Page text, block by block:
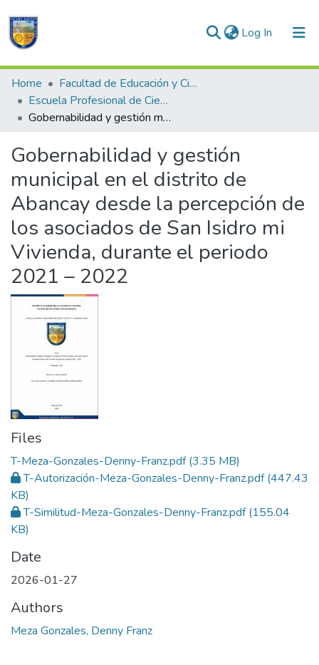
Log In (current)
Communities & Collections
All of DSpace
Home
Facultad de Educación y Ciencias Sociales
Escuela Profesional de Ciencia Política y Gobernabilidad
Gobernabilidad y gestión municipal en el distrito de Abancay desde la percepción de los asociados de San Isidro mi Vivienda, durante el periodo 2021 – 2022
Gobernabilidad y gestión
municipal en el distrito de
Abancay desde la percepción de
los asociados de San Isidro mi
Vivienda, durante el periodo
2021 – 2022
Files
T-Meza-Gonzales-Denny-Franz.pdf(3.35 MB)
T-Autorización-Meza-Gonzales-Denny-Franz.pdf(447.43
KB)
T-Similitud-Meza-Gonzales-Denny-Franz.pdf(155.04
KB)
Date
2026-01-27
Authors
Meza Gonzales, Denny Franz